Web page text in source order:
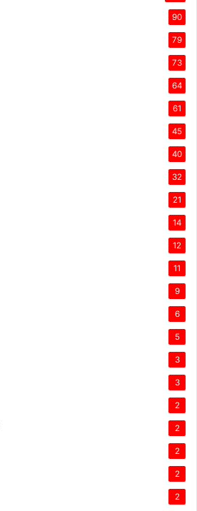
90
79
73
64
61
45
40
32
21
14
12
11
9
6
5
3
3
2
2
2
2
2